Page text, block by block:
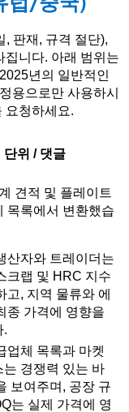
, 판재, 규격 절단),
집니다. 아래 범위는
년의 일반적인
용으로만 사용하시
요청하세요.
단위 / 댓글
견적 및 플레이트
목록에서 변환했습
산자와 트레이더는
크랩 및 HRC 지수
고, 지역 물류와 에
종 가격에 영향을
.
업체 목록과 마켓
는 경쟁력 있는 바
보여주며, 공장 규
는 실제 가격에 영